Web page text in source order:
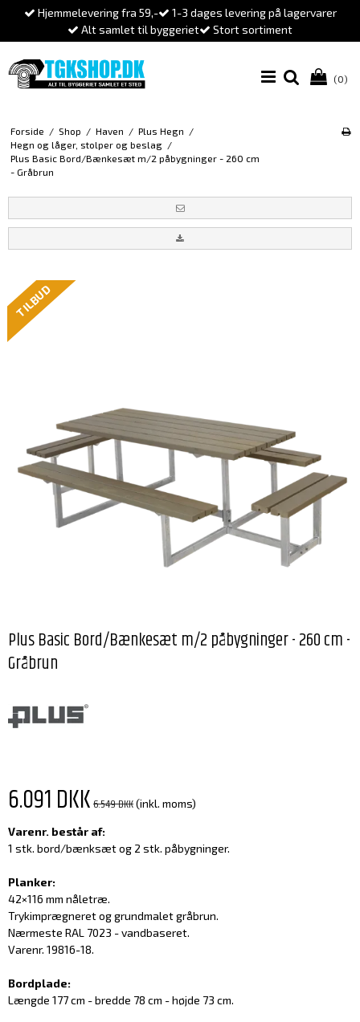
Hjemmelevering fra 59,-
1-3 dages levering på lagervarer
Alt samlet til byggeriet
Stort sortiment
(0)
Forside / Shop / Haven / Plus Hegn /
Hegn og låger, stolper og beslag /
Plus Basic Bord/Bænkesæt m/2 påbygninger - 260 cm
- Gråbrun
TILBUD
Plus Basic Bord/Bænkesæt m/2 påbygninger - 260 cm -
Gråbrun
6.091 DKK6.549 DKK(inkl. moms)
Varenr. består af:
1 stk. bord/bænksæt og 2 stk. påbygninger.
Planker:
42×116 mm nåletræ.
Trykimprægneret og grundmalet gråbrun.
Nærmeste RAL 7023 - vandbaseret.
Varenr. 19816-18.
Bordplade:
Længde 177 cm - bredde 78 cm - højde 73 cm.